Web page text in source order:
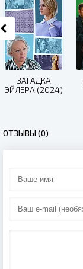
ЗАГАДКА
ЭЙЛЕРА (2024)
ОТЗЫВЫ (0)